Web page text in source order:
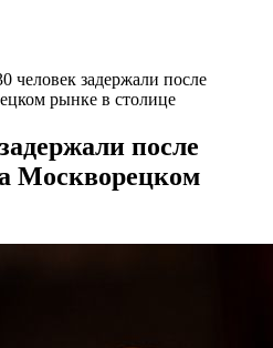
человек задержали после
рынке в столице
после
Москворецком